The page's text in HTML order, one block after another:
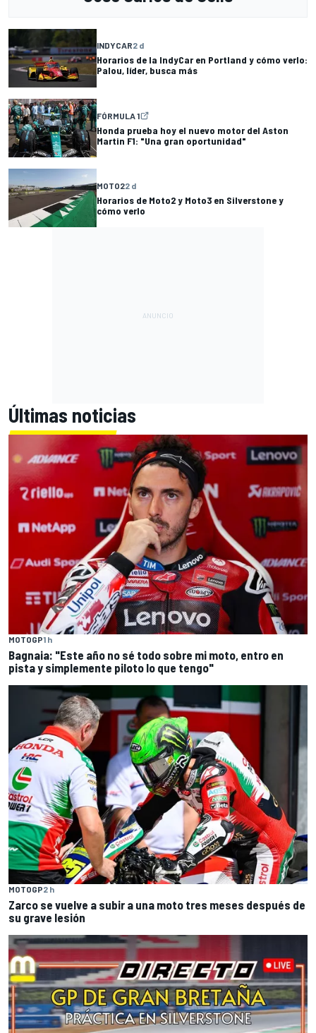
INDYCAR2 d
Horarios de la IndyCar en Portland y cómo verlo:
Palou, líder, busca más
FÓRMULA 1
Honda prueba hoy el nuevo motor del Aston
Martin F1: "Una gran oportunidad"
MOTO22 d
Horarios de Moto2 y Moto3 en Silverstone y
cómo verlo
Últimas noticias
MOTOGP1 h
Bagnaia: "Este año no sé todo sobre mi moto, entro en
pista y simplemente piloto lo que tengo"
MOTOGP2 h
Zarco se vuelve a subir a una moto tres meses después de
su grave lesión